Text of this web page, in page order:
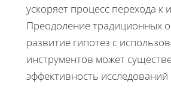
ускоряет процесс перехода к
Преодоление традиционных
развитие гипотез с
инструментов может
эффективность исследований